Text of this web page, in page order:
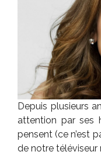
Depuis plusieurs
attention par ses
pensent (ce n’est
de notre téléviseur